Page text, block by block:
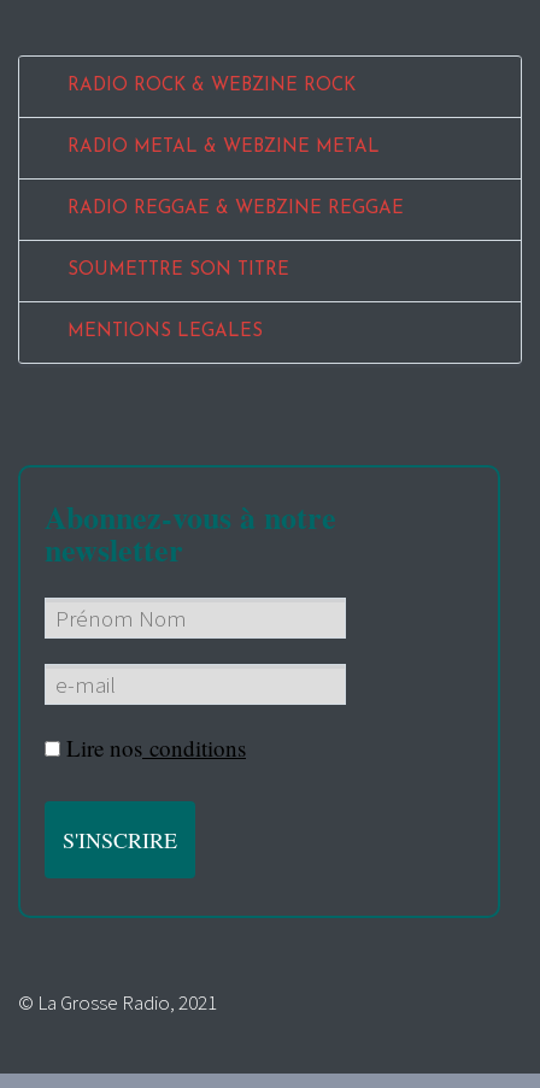
RADIO ROCK & WEBZINE ROCK
RADIO METAL & WEBZINE METAL
RADIO REGGAE & WEBZINE REGGAE
SOUMETTRE SON TITRE
MENTIONS LEGALES
Abonnez-vous à notre
newsletter
Lire nos conditions
© La Grosse Radio, 2021